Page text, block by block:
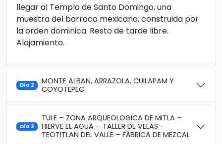
llegar al Templo de Santo Domingo, una
muestra del barroco mexicano, construida por
la orden dominica. Resto de tarde libre.
Alojamiento.
Día 2
MONTE ALBAN, ARRAZOLA, CUILAPAM Y
COYOTEPEC
Día 3
TULE – ZONA ARQUEOLOGICA DE MITLA –
HIERVE EL AGUA – TALLER DE VELAS -
TEOTITLAN DEL VALLE – FÁBRICA DE MEZCAL